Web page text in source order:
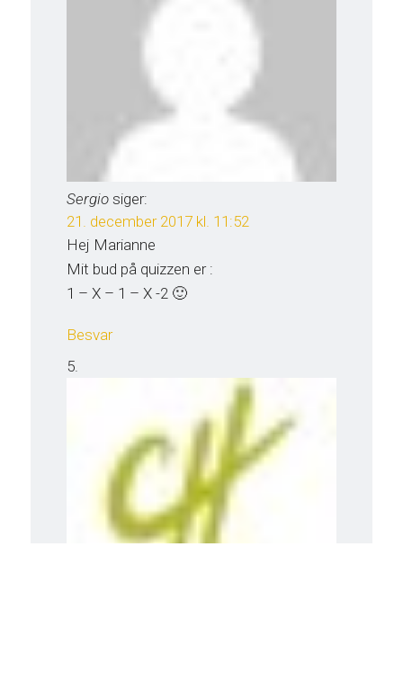
Sergio siger:
21. december 2017 kl. 11:52
Hej Marianne
Mit bud på quizzen er :
1 – X – 1 – X -2 🙂
Besvar